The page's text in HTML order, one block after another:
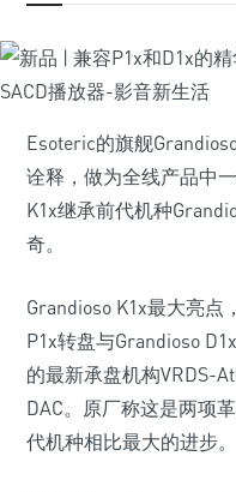
Esoteric的旗舰
诠释，做为全线产品中
K1x继承前代机种
奇。
Grandioso K1x最大亮点
P1x转盘与Grandioso
的最新承盘机构VRDS-
DAC。原厂称这是两项
代机种相比最大的进步。